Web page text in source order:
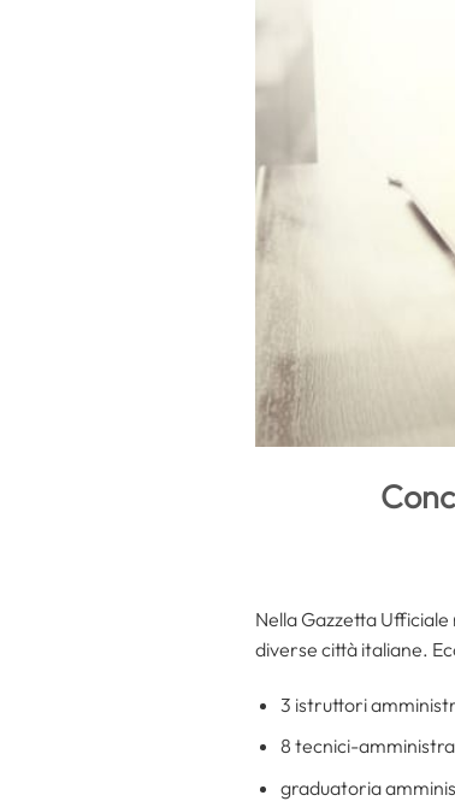
Nella Gazzetta Ufficiale
diverse città italiane.
3 istruttori
8 tecnici-
graduatoria